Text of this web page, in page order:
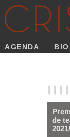
AGENDA BIO
de